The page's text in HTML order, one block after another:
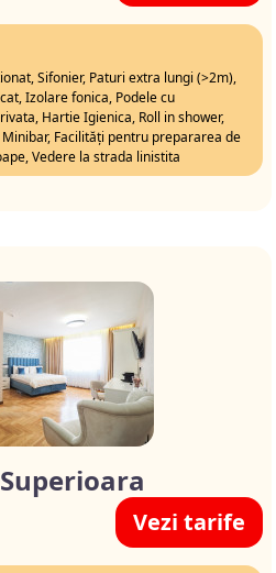
Sifonier, Paturi extra lungi (>2m),
Izolare fonica, Podele cu
Hartie Igienica, Roll in shower,
Minibar, Facilități pentru prepararea de
Vedere la strada linistita
Vezi tarife